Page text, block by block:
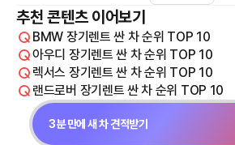
추천 콘텐츠 이어보기
BMW 장기렌트 싼 차 순위 TOP 10
아우디 장기렌트 싼 차 순위 TOP 10
렉서스 장기렌트 싼 차 순위 TOP 10
랜드로버 장기렌트 싼 차 순위 TOP 10
3분 만에 새 차 견적받기